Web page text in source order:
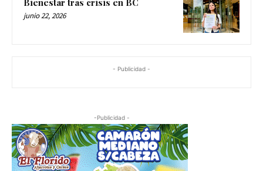
Bienestar tras crisis en BC
junio 22, 2026
- Publicidad -
-Publicidad -